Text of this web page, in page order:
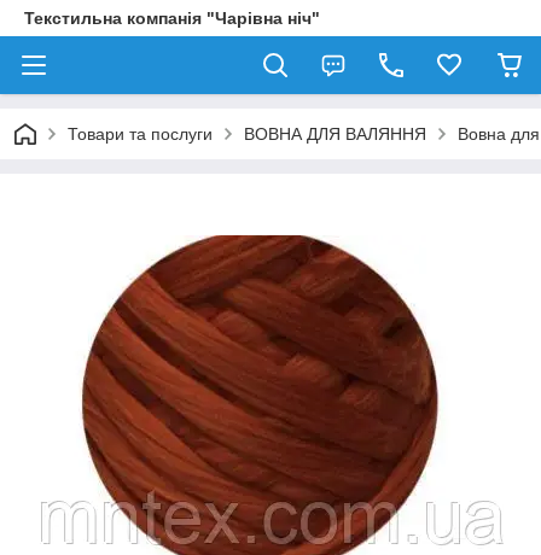
Текстильна компанія "Чарівна ніч"
Товари та послуги ВОВНА ДЛЯ ВАЛЯННЯ Вовна